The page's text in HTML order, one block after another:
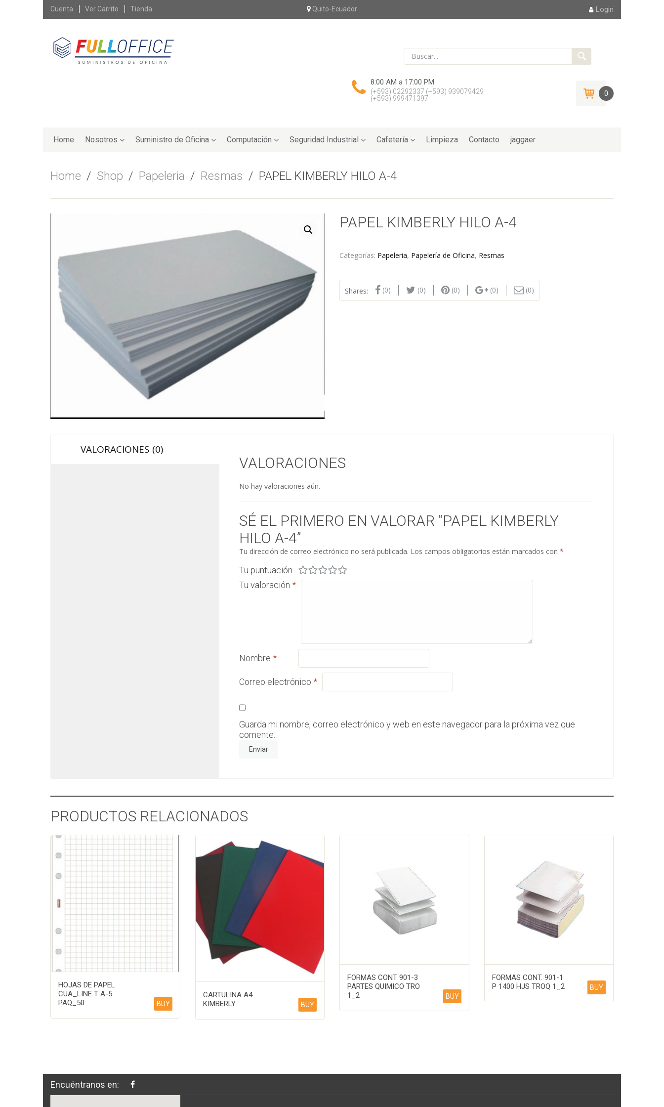
Skip
Cuenta Ver Carrito Tienda Quito-Ecuador Login
8:00 AM a 17:00 PM
(+593) 02292337 (+593) 939079429
(+593) 999471397
0
to
Home Nosotros Suministro de Oficina Computación Seguridad Industrial Cafetería Limpieza Contacto jaggaer
Home / Shop / Papeleria / Resmas / PAPEL KIMBERLY HILO A-4
PAPEL KIMBERLY HILO A-4
Categorías: Papeleria, Papelería de Oficina, Resmas
Shares: (0) (0) (0) (0) (0)
VALORACIONES (0)
VALORACIONES
No hay valoraciones aún.
SÉ EL PRIMERO EN VALORAR “PAPEL KIMBERLY
HILO A-4”
Tu dirección de correo electrónico no será publicada. Los campos obligatorios están marcados con*
Tu puntuación
Tu valoración*
Nombre*
Correo electrónico*
Guarda mi nombre, correo electrónico y web en este navegador para la próxima vez que
comente.
PRODUCTOS RELACIONADOS
HOJAS DE PAPEL
CUA_LINE T A-5
PAQ_50
BUY
CARTULINA A4
KIMBERLY
BUY
FORMAS CONT 901-3
PARTES QUIMICO TRO
1_2
BUY
FORMAS CONT. 901-1
P 1400 HJS TROQ 1_2
BUY
Encuéntranos en: